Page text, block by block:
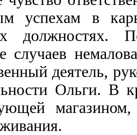
успехам в
должностях.
случаев
деятель,
Ольги. В